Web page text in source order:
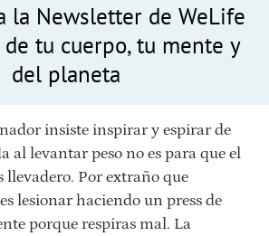
la Newsletter de WeLife
tu cuerpo, tu mente y
del planeta
insiste inspirar y espirar de
al levantar peso no es para que el
llevadero. Por extraño que
lesionar haciendo un press de
porque respiras mal. La